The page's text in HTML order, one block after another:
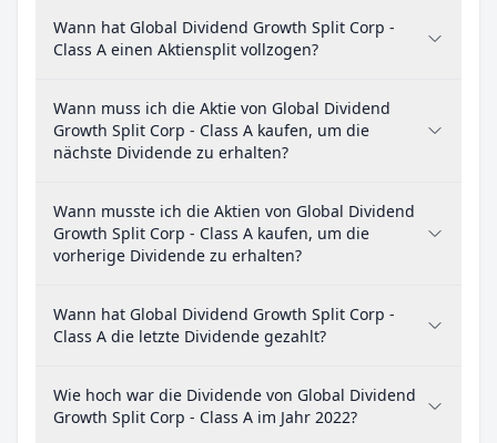
Wann hat Global Dividend Growth Split Corp -
Class A einen Aktiensplit vollzogen?
Wann muss ich die Aktie von Global Dividend
Growth Split Corp - Class A kaufen, um die
nächste Dividende zu erhalten?
Wann musste ich die Aktien von Global Dividend
Growth Split Corp - Class A kaufen, um die
vorherige Dividende zu erhalten?
Wann hat Global Dividend Growth Split Corp -
Class A die letzte Dividende gezahlt?
Wie hoch war die Dividende von Global Dividend
Growth Split Corp - Class A im Jahr 2022?